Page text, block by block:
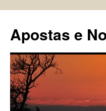
conteúdo
Apostas e